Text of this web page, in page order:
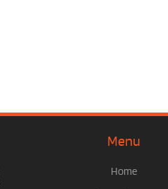
Menu
Home